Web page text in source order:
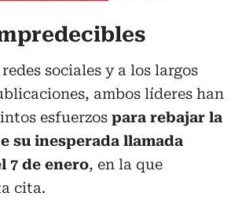
sociales y a los largos
ambos líderes han
esfuerzos para rebajar la
su inesperada llamada
7 de enero, en la que
cita.